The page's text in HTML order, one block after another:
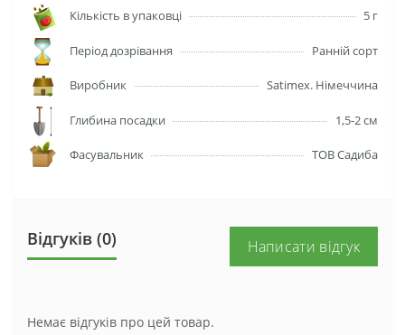
Кількість в упаковці 5 г
Період дозрівання Ранній сорт
Виробник Satimex. Німеччина
Глибина посадки 1,5-2 см
Фасувальник ТОВ Садиба
Відгуків (0) Написати відгук
Немає відгуків про цей товар.